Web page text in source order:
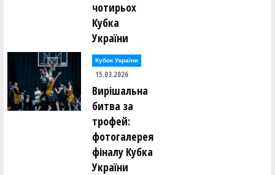
чотирьох
Кубка
України
Кубок України
15.03.2026
Вирішальна
битва за
трофей:
фотогалерея
фіналу Кубка
України